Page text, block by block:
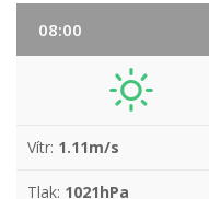
08:00
Vítr: 1.11m/s
Tlak: 1021hPa